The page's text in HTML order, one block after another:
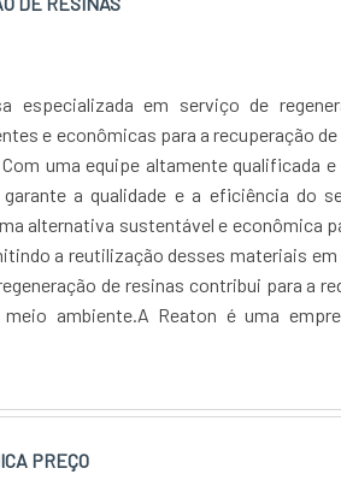
especializada em serviço de
e econômicas para a recuperação
uma equipe altamente qualificada
a qualidade e a eficiência do
alternativa sustentável e econômica
a reutilização desses materiais
de resinas contribui para a
ambiente.A Reaton é uma
de seus clientes e com a qualidade
no mercado, a Reaton é referência
personalizadas e eficientes
com a Reaton....
PREÇO